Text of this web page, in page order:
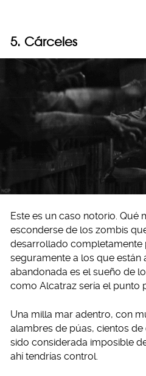
5. Cárceles
Este es un caso notorio. Qué
esconderse de los zombis
desarrollado completamente
seguramente a los que están
abandonada es el sueño de
como Alcatraz sería el punto
Una milla mar adentro, con
alambres de púas, cientos
sido considerada imposible
ahí tendrías control.